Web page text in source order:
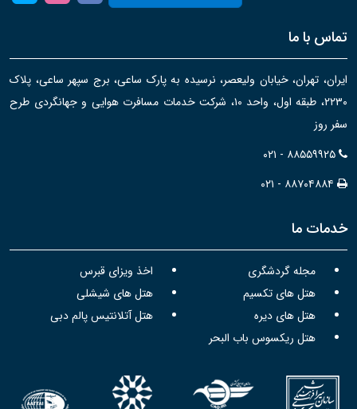
تماس با ما
ایران، تهران، خیابان ولیعصر، نرسیده به پارک ساعی، برج سپهر ساعی، پلاک
۲۲۳۰، طبقه اول، واحد ۱۰، شرکت خدمات مسافرت هوایی و جهانگردی طرح
سفر روز
۰۲۱ - ۸۸۵۵۹۹۲۵
۰۲۱ - ۸۸۷۰۴۸۸۴
خدمات ما
مجله گردشگری
اخذ ویزای قبرس
هتل های تکسیم
هتل های شیشلی
هتل های دیره
هتل آتلانتیس پالم دبی
هتل ریکسوس باب البحر